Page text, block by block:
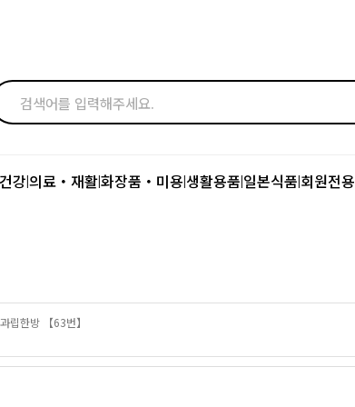
강|의료・재활|화장품・미용|생활용품|일본식품|회원전용
립한방 【63번】